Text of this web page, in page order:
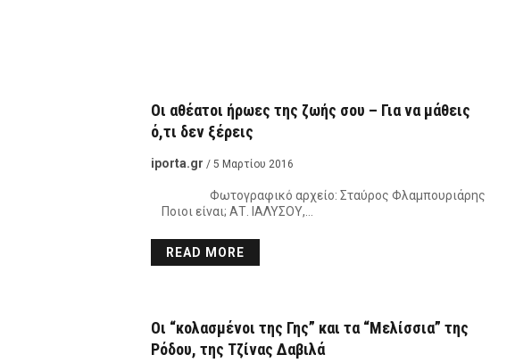
Οι αθέατοι ήρωες της ζωής σου – Για να μάθεις
ό,τι δεν ξέρεις
iporta.gr / 5 Μαρτίου 2016
Φωτογραφικό αρχείο: Σταύρος Φλαμπουριάρης
Ποιοι είναι; ΑΤ. ΙΑΛΥΣΟΥ,…
READ MORE
Οι “κολασμένοι της Γης” και τα “Μελίσσια” της
Ρόδου, της Τζίνας Δαβιλά